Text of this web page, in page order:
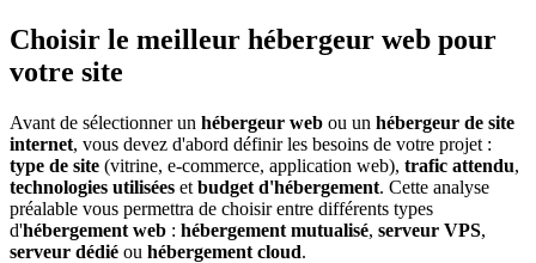
Choisir le meilleur hébergeur web pour
votre site
Avant de sélectionner un hébergeur web ou un hébergeur de site
internet, vous devez d'abord définir les besoins de votre projet :
type de site (vitrine, e-commerce, application web), trafic attendu,
technologies utilisées et budget d'hébergement. Cette analyse
préalable vous permettra de choisir entre différents types
d'hébergement web : hébergement mutualisé, serveur VPS,
serveur dédié ou hébergement cloud.